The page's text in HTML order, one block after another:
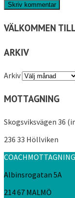
VÄLKOMMEN
ARKIV
Arkiv
MOTTAGNING
Skogsviksvägen 36
236 33 Höllviken
Albinsrogatan 5A
214 67 MALMÖ